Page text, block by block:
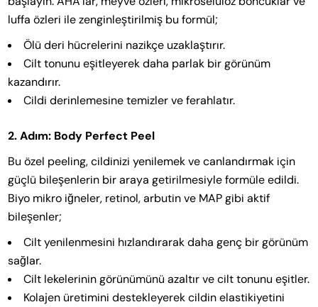
luffa özleri ile zenginleştirilmiş bu formül;
Ölü deri hücrelerini nazikçe uzaklaştırır.
Cilt tonunu eşitleyerek daha parlak bir görünüm
kazandırır.
Cildi derinlemesine temizler ve ferahlatır.
2. Adım: Body Perfect Peel
Bu özel peeling, cildinizi yenilemek ve canlandırmak için
güçlü bileşenlerin bir araya getirilmesiyle formüle edildi.
Biyo mikro iğneler, retinol, arbutin ve MAP gibi aktif
bileşenler;
Cilt yenilenmesini hızlandırarak daha genç bir görünüm
sağlar.
Cilt lekelerinin görünümünü azaltır ve cilt tonunu eşitler.
Kolajen üretimini destekleyerek cildin elastikiyetini